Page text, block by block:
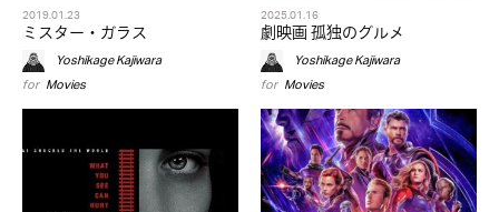
2019.01.23
ミスター・ガラス
Yoshikage Kajiwara
for Movies
2025.01.16
劇映画 孤独のグルメ
Yoshikage Kajiwara
for Movies